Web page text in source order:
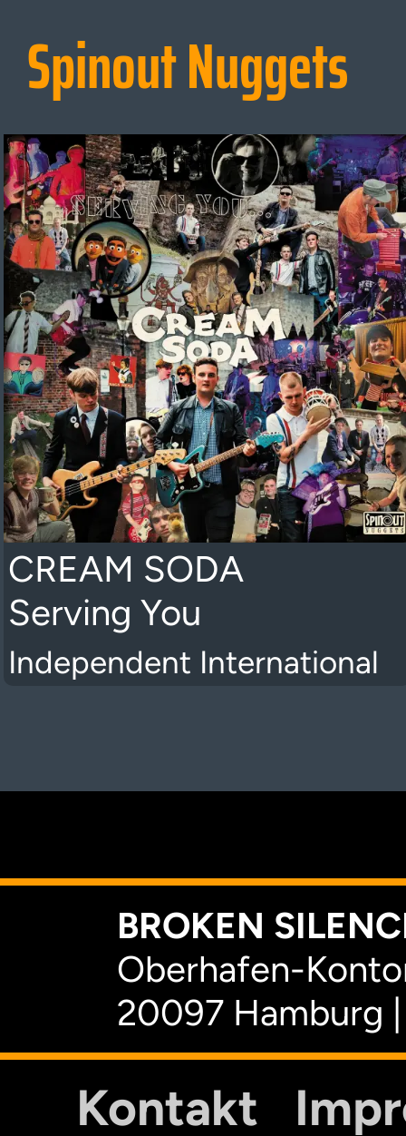
Spinout Nuggets
CREAM SODA
Serving You
Independent International
BROKEN
Oberhafen-
20097 Hamburg
Kontakt